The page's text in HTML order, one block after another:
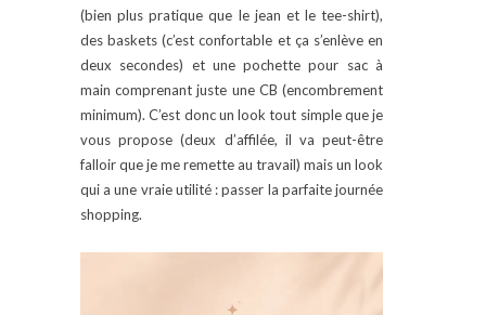
(bien plus pratique que le jean et le tee-shirt),
des baskets (c’est confortable et ça s’enlève en
deux secondes) et une pochette pour sac à
main comprenant juste une CB (encombrement
minimum). C’est donc un look tout simple que je
vous propose (deux d’affilée, il va peut-être
falloir que je me remette au travail) mais un look
qui a une vraie utilité : passer la parfaite journée
shopping.